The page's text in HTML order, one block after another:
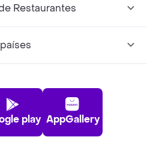
Restaurantes
play AppGallery